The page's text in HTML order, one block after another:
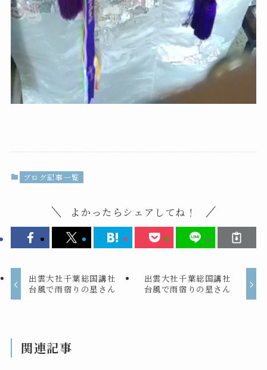
ブログ記事一覧
よかったらシェアしてね！
出雲大社千葉総国講社
台風で雨宿りの星さん
出雲大社千葉総国講社
台風で雨宿りの星さん
関連記事